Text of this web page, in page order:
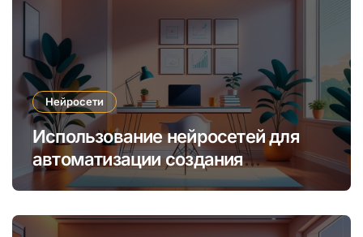
Нейросети
Использование нейросетей для
автоматизации создания
уникальных интернет-курсов и